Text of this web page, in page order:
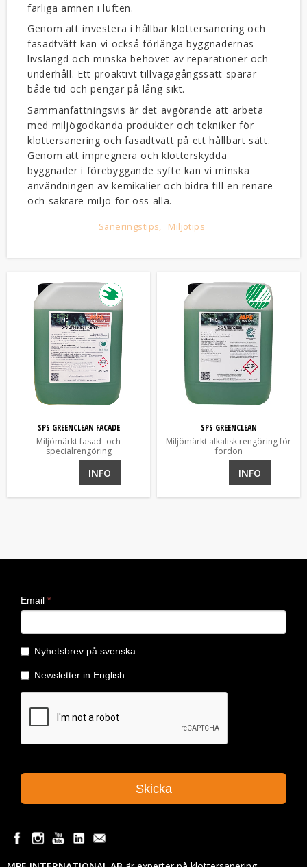
farliga ämnen i luften.
Genom att investera i hållbar klottersanering och
fasadtvätt kan vi också förlänga byggnadernas
livslängd och minska behovet av reparationer och
underhåll. Ett proaktivt tillvägagångssätt sparar
både tid och pengar på lång sikt.
Sammanfattningsvis är det avgörande att arbeta
med miljögodkända produkter och tekniker för
klottersanering och fasadtvätt på ett hållbart sätt.
Genom att impregnera och klotterskydda
byggnader i förebyggande syfte kan vi minska
användningen av kemikalier och bidra till en renare
och säkrare miljö för oss alla.
Saneringstips Miljötips
SPS GREENCLEAN FACADE
Miljömärkt fasad- och
specialrengöring
INFO
SPS GREENCLEAN
Miljömärkt alkalisk rengöring för
fordon
INFO